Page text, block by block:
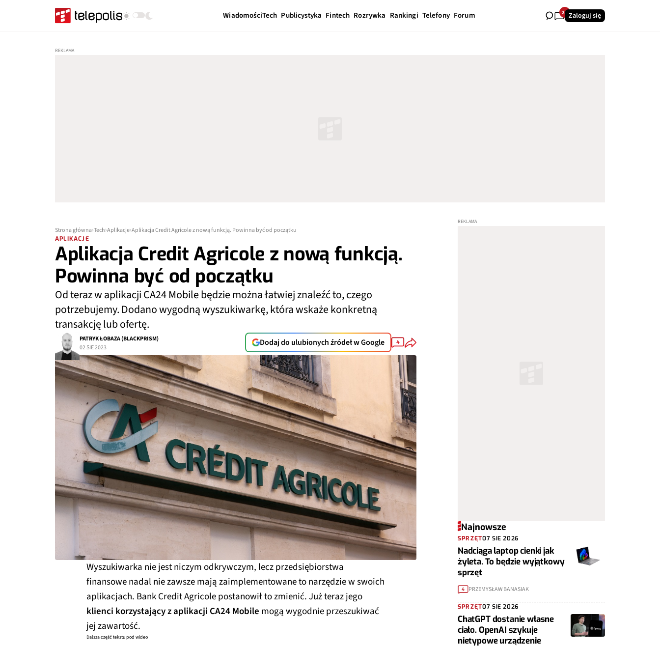
WiadomościTech Publicystyka Fintech Rozrywka Rankingi Telefony Forum 22Zaloguj się
Strona główna Tech Aplikacje Aplikacja Credit Agricole z nową funkcją. Powinna być od początku
APLIKACJE
Aplikacja Credit Agricole z nową funkcją.
Powinna być od początku
Od teraz w aplikacji CA24 Mobile będzie można łatwiej znaleźć to, czego
potrzebujemy. Dodano wygodną wyszukiwarkę, która wskaże konkretną
transakcję lub ofertę.
PATRYK ŁOBAZA (BLACKPRISM)
02 SIE 2023
Dodaj do ulubionych źródeł w Google 4
Wyszukiwarka nie jest niczym odkrywczym, lecz przedsiębiorstwa
finansowe nadal nie zawsze mają zaimplementowane to narzędzie w swoich
aplikacjach. Bank Credit Agricole postanowił to zmienić. Już teraz jego
klienci korzystający z aplikacji CA24 Mobile mogą wygodnie przeszukiwać
jej zawartość.
Dalsza część tekstu pod wideo
Najnowsze
SPRZĘT07 SIE 2026
Nadciąga laptop cienki jak
żyleta. To będzie wyjątkowy
sprzęt
4 PRZEMYSŁAW BANASIAK
SPRZĘT07 SIE 2026
ChatGPT dostanie własne
ciało. OpenAI szykuje
nietypowe urządzenie